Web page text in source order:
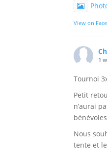
View on
1
Tournoi
Petit
n’aurai
Nous
tente et